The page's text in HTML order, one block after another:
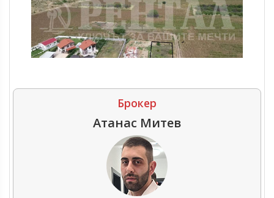
Брокер
Атанас Митев